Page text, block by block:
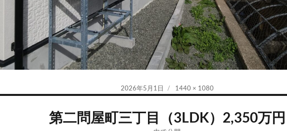
投
2026年5月1日
フ
イ
ズ
1440 × 1080
第二問屋町三丁目（3LDK）2,350万円